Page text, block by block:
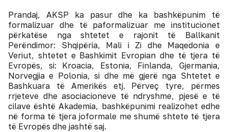
Prandaj, AKSP ka pasur dhe ka bashkëpunim të
formalizuar dhe të paformalizuar me institucionet
përkatëse nga shtetet e rajonit të Ballkanit
Perëndimor: Shqipëria, Mali i Zi dhe Maqedonia e
Veriut, shtetet e Bashkimit Evropian dhe të tjera të
Evropës, si: Kroacia, Estonia, Finlanda, Gjermania,
Norvegjia e Polonia, si dhe më gjerë nga Shtetet e
Bashkuara të Amerikës etj. Përveç tyre, përmes
rrjeteve dhe asociacioneve të ndryshme, pjesë e të
cilave është Akademia, bashkëpunimi realizohet edhe
në forma të tjera joformale me shumë shtete të tjera
të Evropës dhe jashtë saj.